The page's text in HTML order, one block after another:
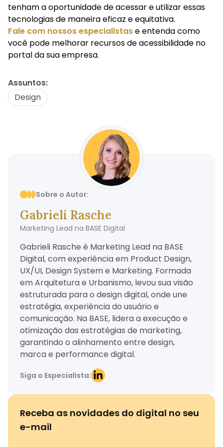
tenham a oportunidade de acessar e utilizar essas
tecnologias de maneira eficaz e equitativa.
Fale com nossos especialistase entenda como
você pode melhorar recursos de acessibilidade no
portal da sua empresa.
Assuntos:
Design
Sobre o Autor:
Gabrieli Rasche
Marketing Lead na BASE Digital
Gabrieli Rasche é Marketing Lead na BASE
Digital, com experiência em Product Design,
UX/UI, Design System e Marketing. Formada
em Arquitetura e Urbanismo, levou sua visão
estruturada para o design digital, onde une
estratégia, experiência do usuário e
comunicação. Na BASE, lidera a execução e
otimização das estratégias de marketing,
garantindo o alinhamento entre design,
marca e performance digital.
Siga o Especialista:
Receba as novidades do digital no seu
e-mail